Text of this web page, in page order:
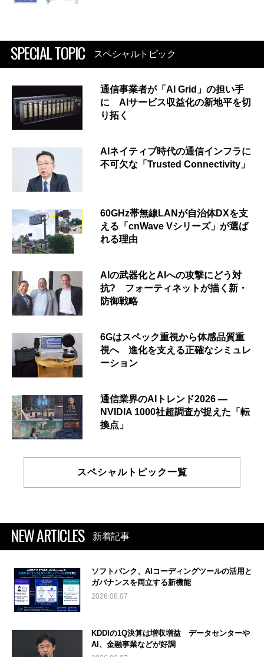
SPECIAL TOPIC スペシャルトピック
通信事業者が「AI Grid」の担い手
に AIサービス収益化の新地平を切
り拓く
AIネイティブ時代の通信インフラに
不可欠な「Trusted Connectivity」
60GHz帯無線LANが自治体DXを支
える「cnWave Vシリーズ」が選ば
れる理由
AIの武器化とAIへの攻撃にどう対
抗? フォーティネットが描く新・
防御戦略
6Gはスペック重視から体感品質重
視へ 進化を支える正確なシミュレ
ーション
通信業界のAIトレンド2026 ―
NVIDIA 1000社超調査が捉えた「転
換点」
スペシャルトピック一覧
NEW ARTICLES 新着記事
ソフトバンク、AIコーディングツールの活用と
ガバナンスを両立する新機能
2026.08.07
KDDIの1Q決算は増収増益 データセンターや
AI、金融事業などが好調